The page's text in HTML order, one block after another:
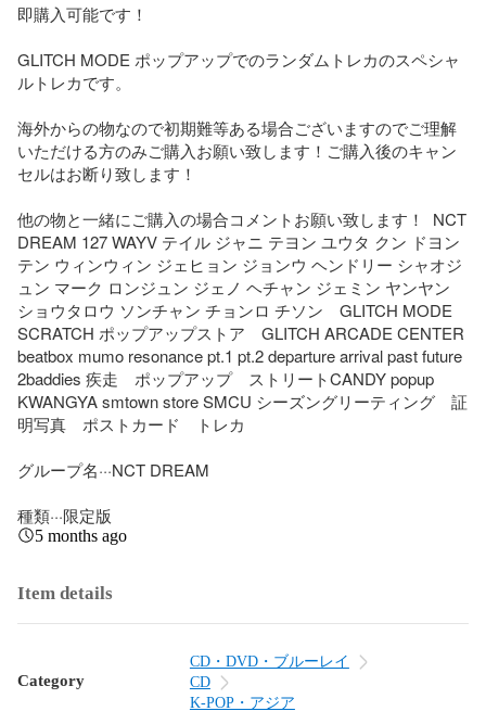
即購入可能です！
GLITCH MODE ポップアップでのランダムトレカのスペシャ
ルトレカです。
海外からの物なので初期難等ある場合ございますのでご理解
いただける方のみご購入お願い致します！ご購入後のキャン
セルはお断り致します！
他の物と一緒にご購入の場合コメントお願い致します！  NCT
DREAM 127 WAYV テイル ジャニ テヨン ユウタ クン ドヨン
テン ウィンウィン ジェヒョン ジョンウ ヘンドリー シャオジ
ュン マーク ロンジュン ジェノ ヘチャン ジェミン ヤンヤン
ショウタロウ ソンチャン チョンロ チソン　GLITCH MODE
SCRATCH ポップアップストア　GLITCH ARCADE CENTER
beatbox mumo resonance pt.1 pt.2 departure arrival past future
2baddies 疾走　ポップアップ　ストリートCANDY popup
KWANGYA smtown store SMCU シーズングリーティング　証
明写真　ポストカード　トレカ
グループ名···NCT DREAM
種類···限定版
5 months ago
Item details
Category
CD・DVD・ブルーレイ
CD
K-POP・アジア